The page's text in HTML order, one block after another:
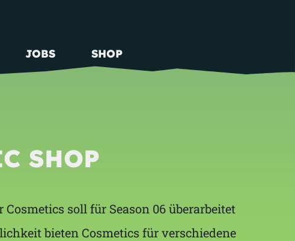
JOBS SHOP
SHOP
Cosmetics soll für Season 06 überarbeitet
bieten Cosmetics für verschiedene